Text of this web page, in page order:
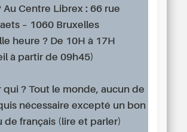
Au Centre Librex : 66 rue
– 1060 Bruxelles
heure ? De 10H à 17H
à partir de 09h45)
qui ? Tout le monde, aucun de
nécessaire excepté un bon
de français (lire et parler)